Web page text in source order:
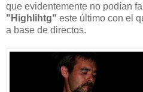
que evidentemente no podían
"Highlihtg" este último con el
a base de directos.